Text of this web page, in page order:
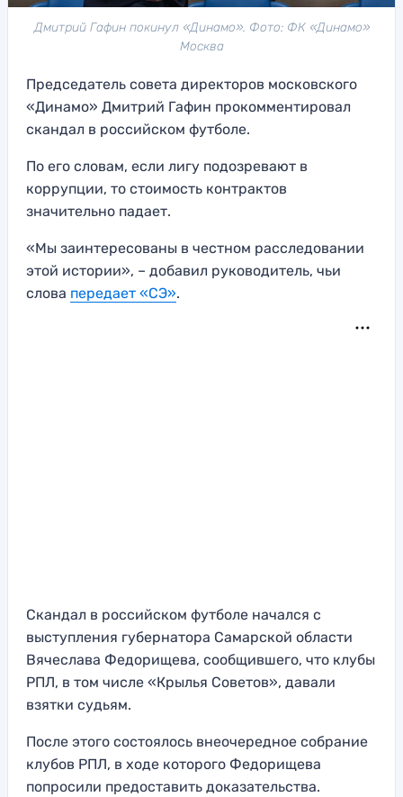
Дмитрий Гафин покинул «Динамо». Фото: ФК «Динамо»
Москва
Председатель совета директоров московского
«Динамо» Дмитрий Гафин прокомментировал
скандал в российском футболе.
По его словам, если лигу подозревают в
коррупции, то стоимость контрактов
значительно падает.
«Мы заинтересованы в честном расследовании
этой истории», – добавил руководитель, чьи
слова передает «СЭ».
Скандал в российском футболе начался с
выступления губернатора Самарской области
Вячеслава Федорищева, сообщившего, что клубы
РПЛ, в том числе «Крылья Советов», давали
взятки судьям.
После этого состоялось внеочередное собрание
клубов РПЛ, в ходе которого Федорищева
попросили предоставить доказательства.